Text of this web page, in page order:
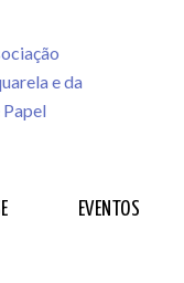
EVENTOS